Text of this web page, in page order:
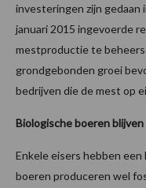
investeringen zijn gedaan
januari 2015 ingevoerde
mestproductie te
grondgebonden groei
bedrijven die de mest op
Biologische boeren
Enkele eisers hebben
boeren produceren wel